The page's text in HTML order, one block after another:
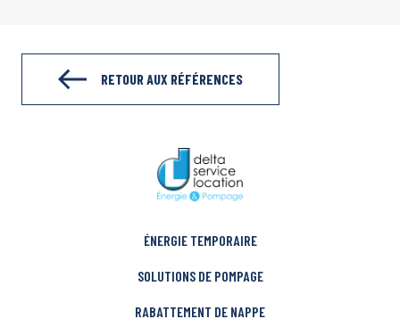
RETOUR AUX RÉFÉRENCES
ÉNERGIE TEMPORAIRE
SOLUTIONS DE POMPAGE
RABATTEMENT DE NAPPE